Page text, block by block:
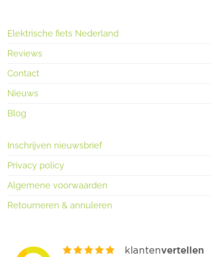
Elektrische fiets Nederland
Reviews
Contact
Nieuws
Blog
Inschrijven nieuwsbrief
Privacy policy
Algemene voorwaarden
Retourneren & annuleren